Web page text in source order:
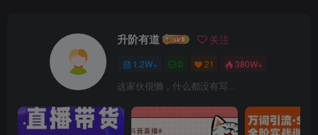
升阶有道 关注
1.2W+ 0 21 380W+
这家伙很懒，什么都没有写...